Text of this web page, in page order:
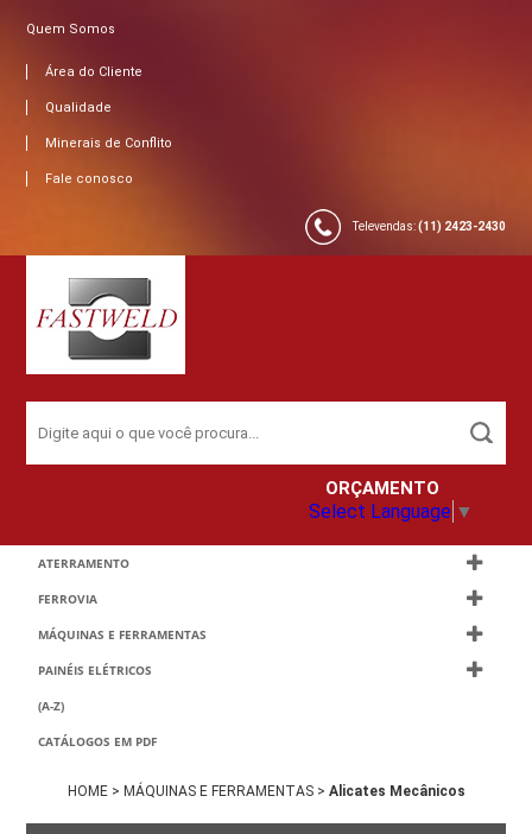
Quem Somos
Área do Cliente
Qualidade
Minerais de Conflito
Fale conosco
Televendas:(11) 2423-2430
ORÇAMENTO
Select Language ▼
ATERRAMENTO
FERROVIA
MÁQUINAS E FERRAMENTAS
PAINÉIS ELÉTRICOS
(A-Z)
CATÁLOGOS EM PDF
HOME > MÁQUINAS E FERRAMENTAS > Alicates Mecânicos